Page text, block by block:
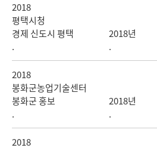
2018
평택시청
경제 신도시 평택
2018년
.
.
2018
봉화군농업기술센터
봉화군 홍보
2018년
.
.
2018